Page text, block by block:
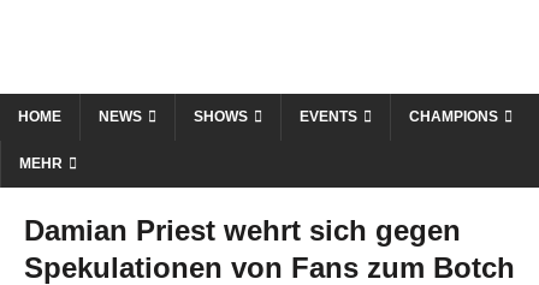
HOME NEWS SHOWS EVENTS CHAMPIONS
MEHR
Damian Priest wehrt sich gegen
Spekulationen von Fans zum Botch